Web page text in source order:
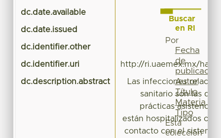
dc.date.available
dc.date.issued
dc.identifier.other
dc.identifier.uri http://ri.uaemex.mx/
dc.description.abstract
Las infecciones
sanitario son las
prácticas
están hospitalizados o
contacto con el sistema
Buscar
en RI
Por
Fecha
de
publicación
Autor
Título
Materia
Tipo
Esta
colección